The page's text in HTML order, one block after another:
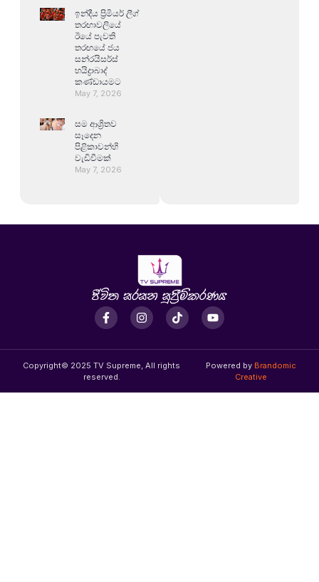
ඉන්දීය ප්‍රිමියර් ලීග්
තරඟාවලියේ
ඊයේ පැවති
තරඟයේ ජය
සන්රයිසර්ස්
හයිද්‍රාබාද්
කණ්ඩායමට
May 7, 2026
සම ආශ්‍රිතව
සෑදෙන
පිළිකාවන්හි
වැඩිවීමක්
May 7, 2026
Copyright© 2025 TV Supreme, All rights
reserved.
Powered by Brandomic
Creative